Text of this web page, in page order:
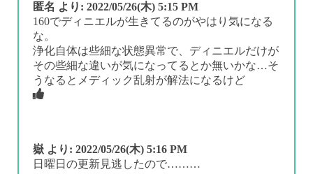
匿名 より: 2022/05/26(木) 5:15 PM
160でディニエルが生きてるのがやはり気になる
な。
浄化自体は些細な状態異常で、ディニエルだけが
その些細な違いが気になってるとか無いかな…そ
うなるとメディック乱射が解法になるけど
嶽 より: 2022/05/26(木) 5:16 PM
日曜日の更新見逃したので………